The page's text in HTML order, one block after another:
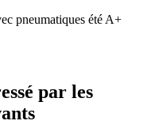
pneumatiques été A+
par les